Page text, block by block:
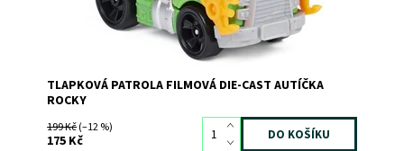
TLAPKOVÁ PATROLA FILMOVÁ DIE-CAST AUTÍČKA
ROCKY
199 Kč(–12 %)
175 Kč